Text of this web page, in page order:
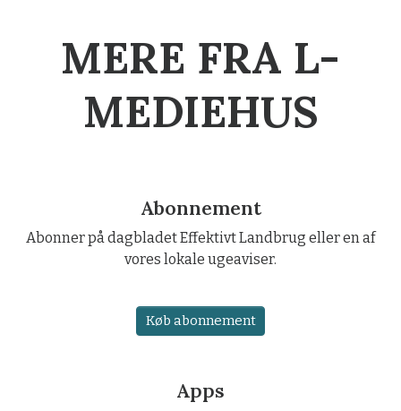
MERE FRA L-
MEDIEHUS
Abonnement
Abonner på dagbladet Effektivt Landbrug eller en af
vores lokale ugeaviser.
Køb abonnement
Apps